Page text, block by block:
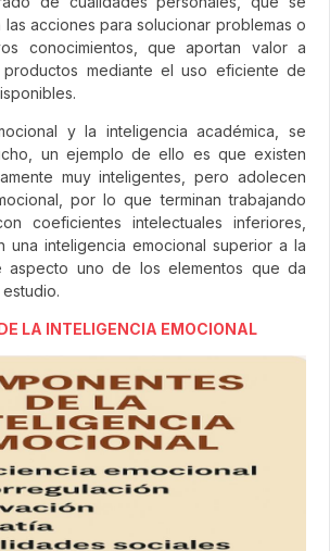
las acciones para solucionar problemas o
conocimientos, que aportan valor a
productos mediante el uso eficiente de
y la inteligencia académica, se
un ejemplo de ello es que existen
muy inteligentes, pero adolecen
por lo que terminan trabajando
coeficientes intelectuales inferiores,
una inteligencia emocional superior a la
aspecto uno de los elementos que da
LA INTELIGENCIA EMOCIONAL